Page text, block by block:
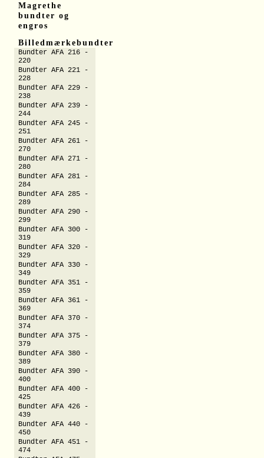
Magrethe
bundter og
engros
Billedmærkebundter
Bundter AFA 216 -
220
Bundter AFA 221 -
228
Bundter AFA 229 -
238
Bundter AFA 239 -
244
Bundter AFA 245 -
251
Bundter AFA 261 -
270
Bundter AFA 271 -
280
Bundter AFA 281 -
284
Bundter AFA 285 -
289
Bundter AFA 290 -
299
Bundter AFA 300 -
319
Bundter AFA 320 -
329
Bundter AFA 330 -
349
Bundter AFA 351 -
359
Bundter AFA 361 -
369
Bundter AFA 370 -
374
Bundter AFA 375 -
379
Bundter AFA 380 -
389
Bundter AFA 390 -
400
Bundter AFA 400 -
425
Bundter AFA 426 -
439
Bundter AFA 440 -
450
Bundter AFA 451 -
474